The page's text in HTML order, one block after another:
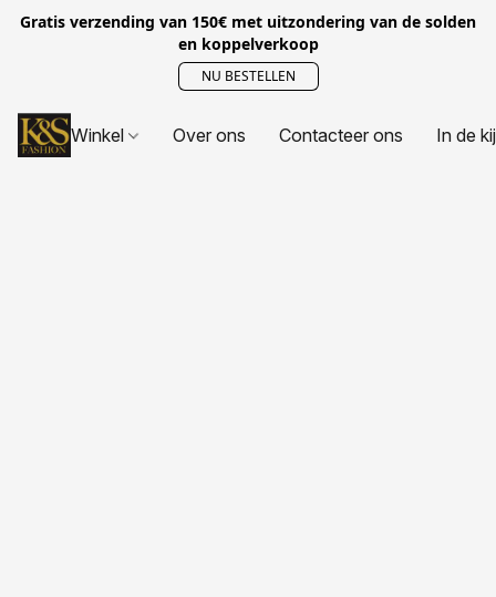
Gratis verzending van 150€ met uitzondering van de solden
en koppelverkoop
NU BESTELLEN
Winkel Over ons Contacteer ons In de